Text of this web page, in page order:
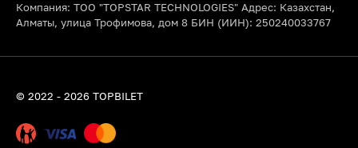
Компания: ТОО "TOPSTAR TECHNOLOGIES" Адрес: Казахстан,
Алматы, улица Трофимова, дом 8 БИН (ИИН): 250240033767
© 2022 - 2026 TOPBILET